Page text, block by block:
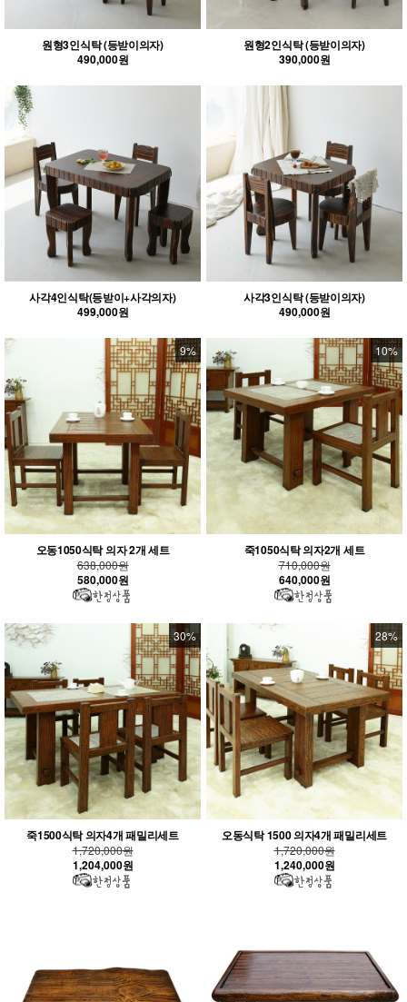
원형3인식탁 (등받이의자)
490,000원
원형2인식탁 (등받이의자)
390,000원
사각4인식탁(등받이+사각의자)
499,000원
사각3인식탁 (등받이의자)
490,000원
9%
오동1050식탁 의자 2개 세트
638,000원
580,000원
10%
죽1050식탁 의자2개 세트
710,000원
640,000원
30%
죽1500식탁 의자4개 패밀리세트
1,720,000원
1,204,000원
28%
오동식탁 1500 의자4개 패밀리세트
1,720,000원
1,240,000원